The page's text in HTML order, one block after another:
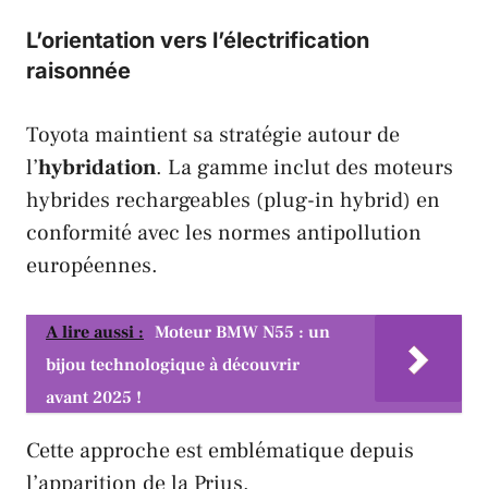
L’orientation vers l’électrification
raisonnée
Toyotamaintient sa stratégie autour de
l’hybridation. La gamme inclut des moteurs
hybrides rechargeables (plug-in hybrid) en
conformité avec les normes antipollution
européennes.
A lire aussi : Moteur BMW N55 : un
bijou technologique à découvrir
avant 2025 !
Cette approche est emblématique depuis